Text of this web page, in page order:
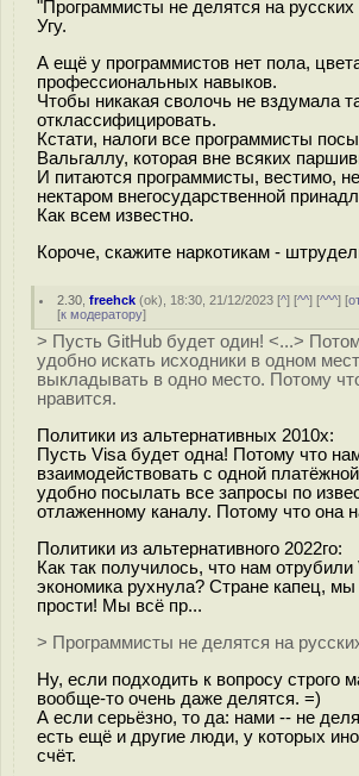
"Программисты не делятся на русских
Угу.
А ещё у программистов нет пола,
профессиональных навыков.
Чтобы никакая сволочь не вздумала
отклассифицировать.
Кстати, налоги все программисты
Вальгаллу, которая вне всяких
И питаются программисты, вестимо,
нектаром внегосударственной
Как всем известно.
Короче, скажите наркотикам -
2.30 ,freehck (ok), 18:30, 21/12/2023 [^] [^^] [^^^] [
[к модератору]
> Пусть GitHub будет один! <...>
удобно искать исходники в одном
выкладывать в одно место. Потому
нравится.
Политики из альтернативных 2010х:
Пусть Visa будет одна! Потому что
взаимодействовать с одной
удобно посылать все запросы по
отлаженному каналу. Потому что она
Политики из альтернативного 2022го:
Как так получилось, что нам отрубили
экономика рухнула? Стране капец,
прости! Мы всё пр...
> Программисты не делятся на
Ну, если подходить к вопросу строго
вообще-то очень даже делятся. =)
А если серьёзно, то да: нами -- не
есть ещё и другие люди, у которых
счёт.